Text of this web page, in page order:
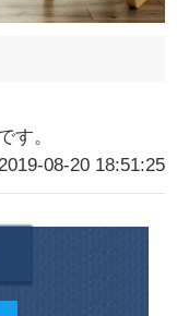
す。
08-20 18:51:25